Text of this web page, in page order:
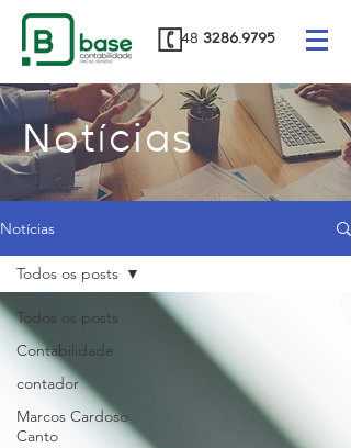
48 3286.9795
Notícias
Notícias
Todos os posts
Contabilidade
contador
Marcos Cardoso
Canto
Todos os posts